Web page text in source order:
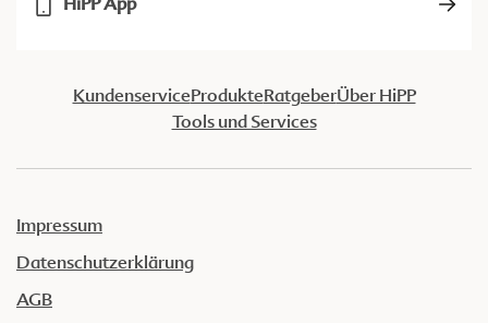
KundenserviceProdukteRatgeberÜber HiPP
Tools und Services
Impressum
Datenschutzerklärung
AGB